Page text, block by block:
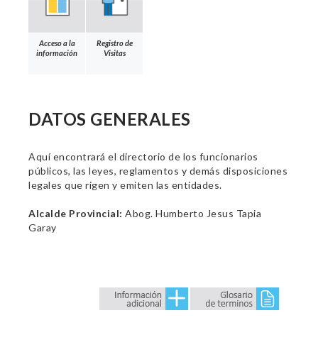
Acceso a la
información
Registro de
Visitas
DATOS GENERALES
Aquí encontrará el directorio de los funcionarios
públicos, las leyes, reglamentos y demás disposiciones
legales que rigen y emiten las entidades.
Alcalde Provincial: Abog. Humberto Jesus Tapia
Garay